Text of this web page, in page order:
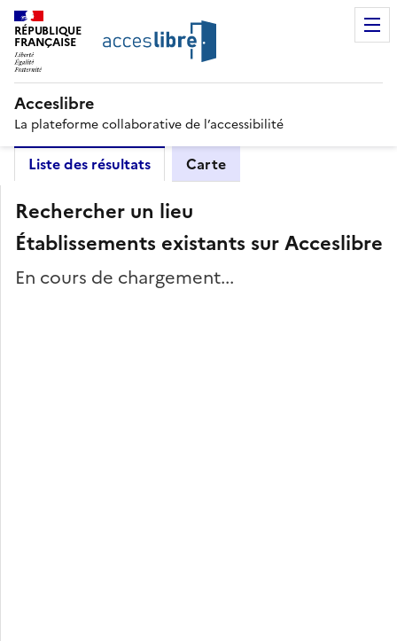
RÉPUBLIQUE
FRANÇAISE
Acceslibre
La plateforme collaborative de l’accessibilité
Liste des résultats Carte
Rechercher un lieu
Établissements existants sur Acceslibre
En cours de chargement...